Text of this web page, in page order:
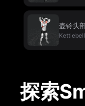
壶铃头
探索